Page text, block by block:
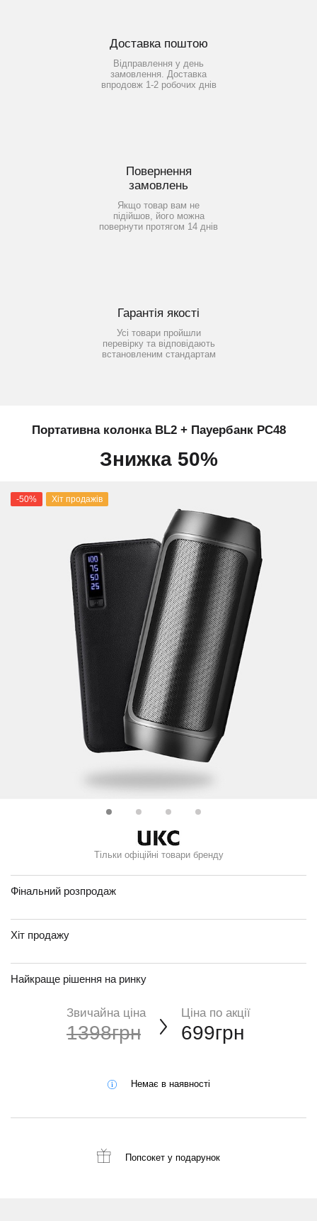
Доставка поштою
Відправлення у день
замовлення. Доставка
впродовж 1-2 робочих днів
Повернення
замовлень
Якщо товар вам не
підійшов, його можна
повернути протягом 14 днів
Гарантія якості
Усі товари пройшли
перевірку та відповідають
встановленим стандартам
Портативна колонка BL2 + Пауербанк PC48
Знижка 50%
-50% Хіт продажів
Тільки офіційні товари бренду
Фінальний розпродаж
Хіт продажу
Найкраще рішення на ринку
Звичайна ціна
1398грн
Ціна по акції
699грн
Немає в наявності
Попсокет у подарунок